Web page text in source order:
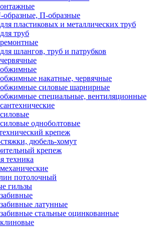
П-образные
пластиковых и металлических труб
труб
шлангов, труб и патрубков
накатные, червячные
силовые шарнирные
специальные, вентиляционные
одноболтовые
крепеж
дюбель-хомут
крепеж
техника
потолочный
гильзы
латунные
стальные оцинкованные